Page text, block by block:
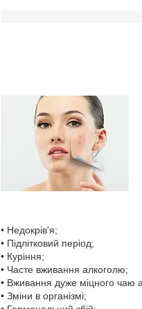
• Недокрів'я;
• Підлітковий період;
• Куріння;
• Часте вживання алкоголю;
• Вживання дуже міцного чаю
• Зміни в організмі;